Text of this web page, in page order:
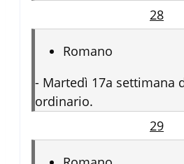
28
Romano
- Martedì 17a settimana
ordinario.
29